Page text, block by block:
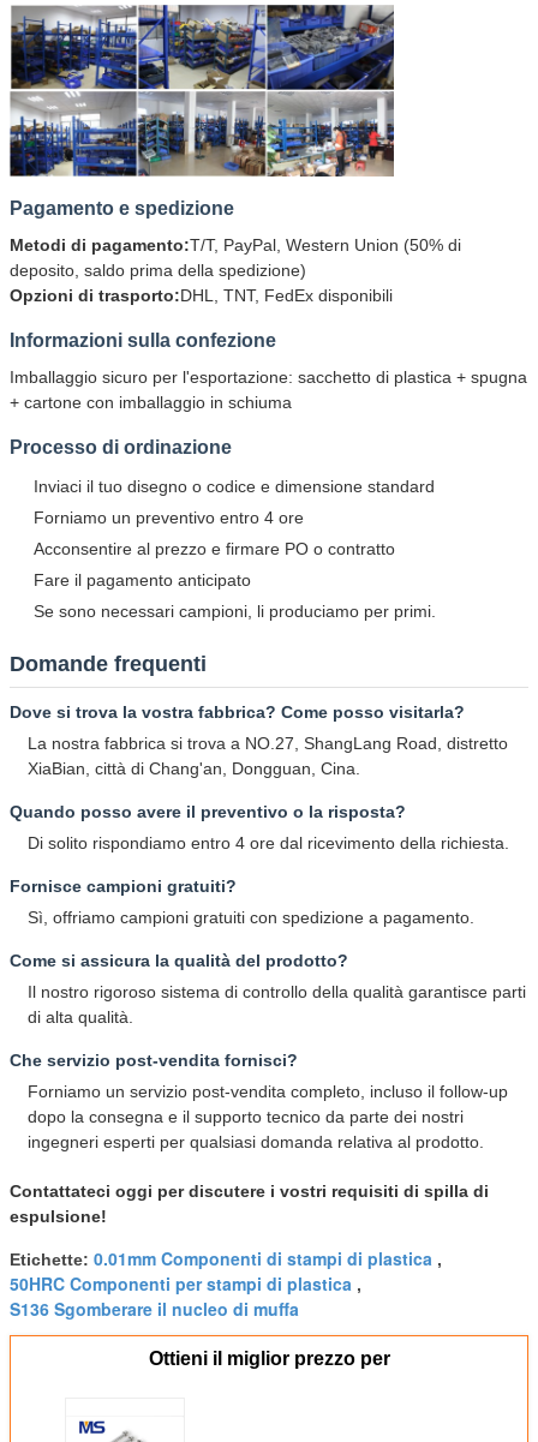
Pagamento e spedizione
Metodi di pagamento:T/T, PayPal, Western Union (50% di
deposito, saldo prima della spedizione)
Opzioni di trasporto:DHL, TNT, FedEx disponibili
Informazioni sulla confezione
Imballaggio sicuro per l'esportazione: sacchetto di plastica + spugna
+ cartone con imballaggio in schiuma
Processo di ordinazione
Inviaci il tuo disegno o codice e dimensione standard
Forniamo un preventivo entro 4 ore
Acconsentire al prezzo e firmare PO o contratto
Fare il pagamento anticipato
Se sono necessari campioni, li produciamo per primi.
Domande frequenti
Dove si trova la vostra fabbrica? Come posso visitarla?
La nostra fabbrica si trova a NO.27, ShangLang Road, distretto
XiaBian, città di Chang'an, Dongguan, Cina.
Quando posso avere il preventivo o la risposta?
Di solito rispondiamo entro 4 ore dal ricevimento della richiesta.
Fornisce campioni gratuiti?
Sì, offriamo campioni gratuiti con spedizione a pagamento.
Come si assicura la qualità del prodotto?
Il nostro rigoroso sistema di controllo della qualità garantisce parti
di alta qualità.
Che servizio post-vendita fornisci?
Forniamo un servizio post-vendita completo, incluso il follow-up
dopo la consegna e il supporto tecnico da parte dei nostri
ingegneri esperti per qualsiasi domanda relativa al prodotto.
Contattateci oggi per discutere i vostri requisiti di spilla di
espulsione!
Etichette: 0.01mm Componenti di stampi di plastica ,
50HRC Componenti per stampi di plastica ,
S136 Sgomberare il nucleo di muffa
Ottieni il miglior prezzo per